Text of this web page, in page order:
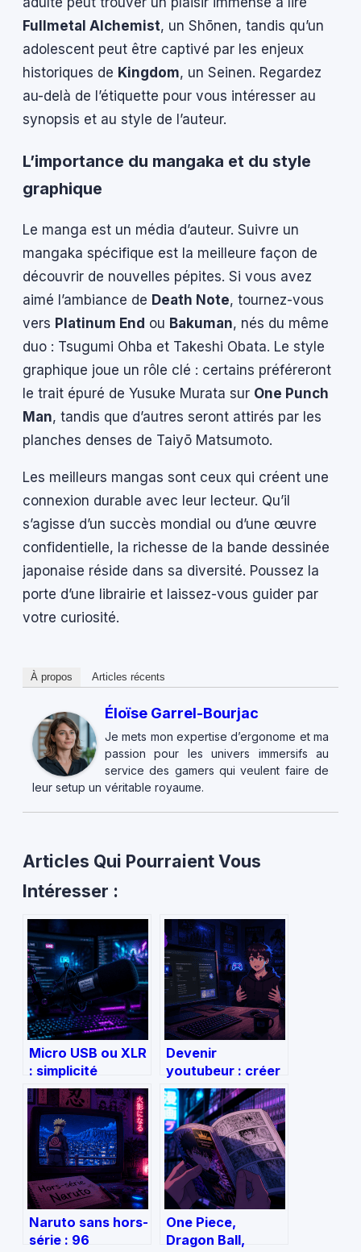
Fullmetal Alchemist, un Shōnen, tandis qu’un
adolescent peut être captivé par les enjeux
historiques de Kingdom, un Seinen. Regardez
au-delà de l’étiquette pour vous intéresser au
synopsis et au style de l’auteur.
L’importance du mangaka et du style
graphique
Le manga est un média d’auteur. Suivre un
mangaka spécifique est la meilleure façon de
découvrir de nouvelles pépites. Si vous avez
aimé l’ambiance de Death Note, tournez-vous
vers Platinum End ou Bakuman, nés du même
duo : Tsugumi Ohba et Takeshi Obata. Le style
graphique joue un rôle clé : certains préféreront
le trait épuré de Yusuke Murata sur One Punch
Man, tandis que d’autres seront attirés par les
planches denses de Taiyō Matsumoto.
Les meilleurs mangas sont ceux qui créent une
connexion durable avec leur lecteur. Qu’il
s’agisse d’un succès mondial ou d’une œuvre
confidentielle, la richesse de la bande dessinée
japonaise réside dans sa diversité. Poussez la
porte d’une librairie et laissez-vous guider par
votre curiosité.
À propos Articles récents
Éloïse Garrel-Bourjac
Je mets mon expertise d’ergonome et ma
passion pour les univers immersifs au
service des gamers qui veulent faire de
leur setup un véritable royaume.
Articles Qui Pourraient Vous
Intéresser :
Micro USB ou XLR
: simplicité
immédiate ou
investissement
studio ?
Devenir
youtubeur : créer
un studio
professionnel
avec un budget
limité
Naruto sans hors-
série : 96
One Piece,
Dragon Ball,